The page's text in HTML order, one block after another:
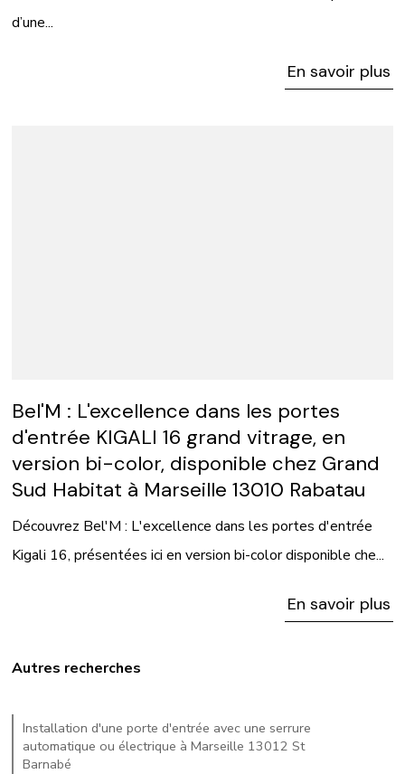
d’une...
En savoir plus
Bel'M : L'excellence dans les portes
d'entrée KIGALI 16 grand vitrage, en
version bi-color, disponible chez Grand
Sud Habitat à Marseille 13010 Rabatau
Découvrez Bel'M : L'excellence dans les portes d'entrée
Kigali 16, présentées ici en version bi-color disponible che...
En savoir plus
Autres recherches
Installation d'une porte d'entrée avec une serrure
automatique ou électrique à Marseille 13012 St
Barnabé